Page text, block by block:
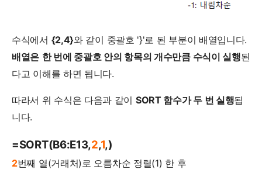
수식에서 {2,4}와 같이 중괄호 '}'로 된 부분이 배열입니다.
배열은 한 번에 중괄호 안의 항목의 개수만큼 수식이 실행된
다고 이해를 하면 됩니다.
따라서 위 수식은 다음과 같이 SORT 함수가 두 번 실행됩
니다.
=SORT(B6:E13,2,1,)
2번째 열(거래처)로 오름차순 정렬(1) 한 후